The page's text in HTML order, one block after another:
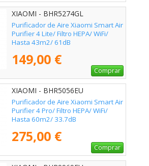
XIAOMI - BHR5274GL
Purificador de Aire Xiaomi Smart Air
Purifier 4 Lite/ Filtro HEPA/ WiFi/
Hasta 43m2/ 61dB
149,00 €
Comprar
XIAOMI - BHR5056EU
Purificador de Aire Xiaomi Smart Air
Purifier 4 Pro/ Filtro HEPA/ WiFi/
Hasta 60m2/ 33.7dB
275,00 €
Comprar